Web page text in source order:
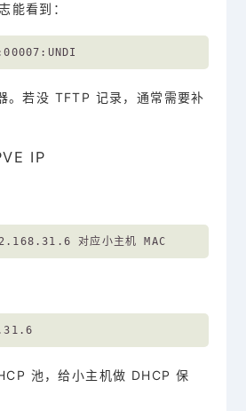
能看到：
。若没 TFTP 记录，通常需要补
IP
池，给小主机做 DHCP 保